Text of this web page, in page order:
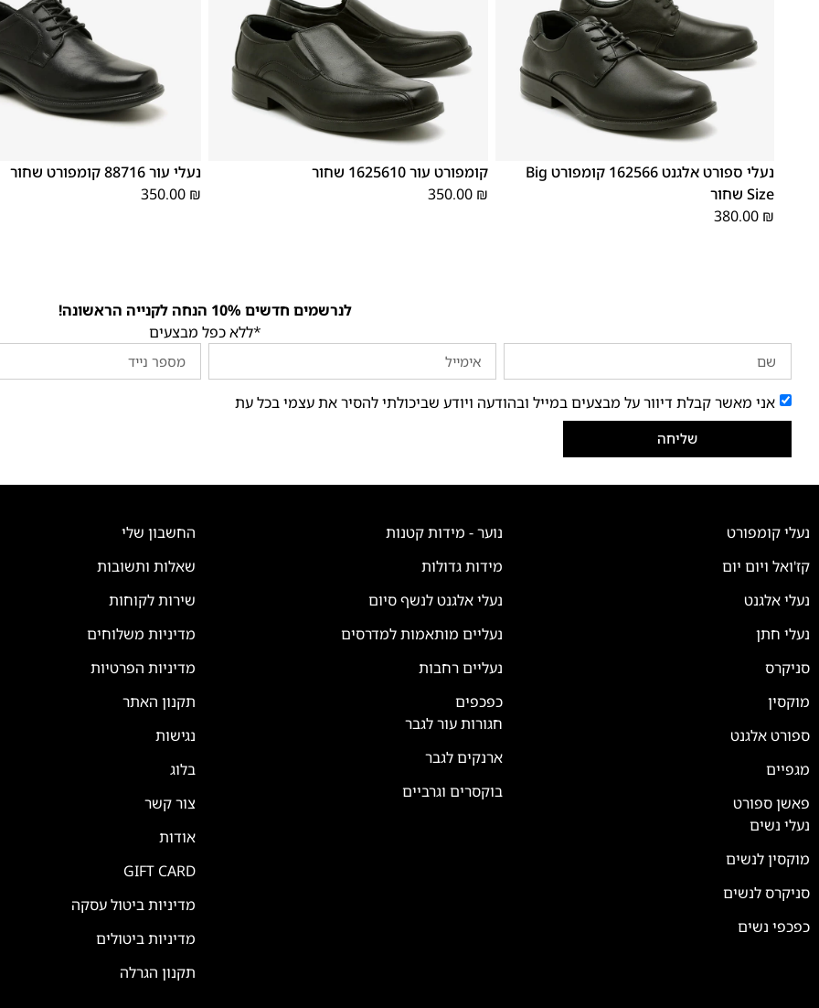
נעלי ספורט אלגנט 162566 קומפורט Big
Size שחור
380.00 ₪
קומפורט עור 1625610 שחור
350.00 ₪
נעלי עור 88716 קומפורט שחור
350.00 ₪
לנרשמים חדשים 10% הנחה לקנייה הראשונה!
*ללא כפל מבצעים
אני מאשר קבלת דיוור על מבצעים במייל ובהודעה ויודע שביכולתי להסיר את עצמי בכל עת
שליחה
נעלי קומפורט
קז'ואל ויום יום
נעלי אלגנט
נעלי חתן
סניקרס
מוקסין
ספורט אלגנט
מגפיים
פאשן ספורט
נעלי נשים
מוקסין לנשים
סניקרס לנשים
כפכפי נשים
נוער - מידות קטנות
מידות גדולות
נעלי אלגנט לנשף סיום
נעליים מותאמות למדרסים
נעליים רחבות
כפכפים
חגורות עור לגבר
ארנקים לגבר
בוקסרים וגרביים
החשבון שלי
שאלות ותשובות
שירות לקוחות
מדיניות משלוחים
מדיניות הפרטיות
תקנון האתר
נגישות
בלוג
צור קשר
אודות
GIFT CARD
מדיניות ביטול עסקה
מדיניות ביטולים
תקנון הגרלה